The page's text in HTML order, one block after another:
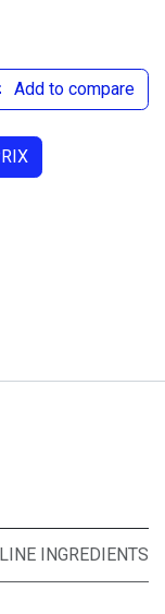
Add to compare
INGREDIENTS